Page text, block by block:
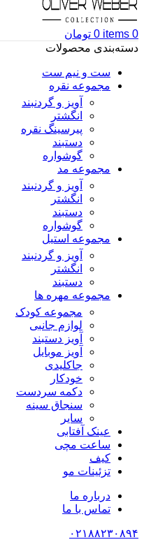
0
items
0 تومان
دسته‌بندی محصولات
ست و نیم ست
مجموعه نقره
آویز و گردنبند
انگشتر
پیرسینگ نقره
دستبند
گوشواره
مجموعه مد
آویز و گردنبند
انگشتر
دستبند
گوشواره
مجموعه استیل
آویز و گردنبند
انگشتر
دستبند
مجموعه مهره ها
مجموعه کودک
لوازم جانبی
آویز دستبند
آویز موبایل
جاکلیدی
خودکار
دکمه سردست
سنجاق سینه
سایر
عینک آفتابی
ساعت مچی
کیف
تزئینات مو
درباره ما
تماس با ما
۰۲۱۸۸۲۳۰۸۹۴